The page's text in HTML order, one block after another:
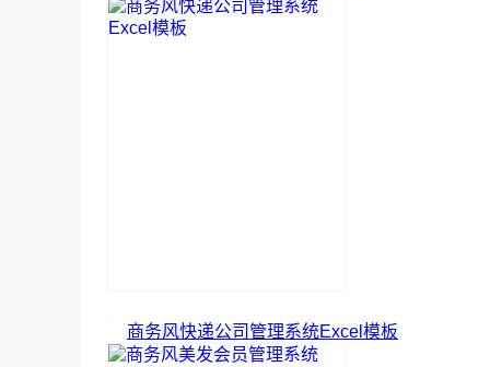
商务风快递公司管理系统Excel模板